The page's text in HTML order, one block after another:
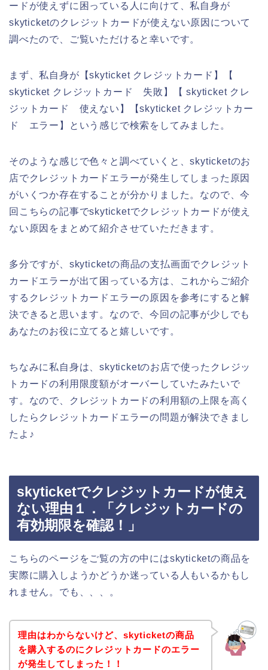
ードが使えずに困っている人に向けて、私自身が
skyticketのクレジットカードが使えない原因について
調べたので、ご覧いただけると幸いです。
まず、私自身が【skyticket クレジットカード】【
skyticket クレジットカード 失敗】【 skyticket クレ
ジットカード 使えない】【skyticket クレジットカー
ド エラー】という感じで検索をしてみました。
そのような感じで色々と調べていくと、skyticketのお
店でクレジットカードエラーが発生してしまった原因
がいくつか存在することが分かりました。なので、今
回こちらの記事でskyticketでクレジットカードが使え
ない原因をまとめて紹介させていただきます。
多分ですが、skyticketの商品の支払画面でクレジット
カードエラーが出て困っている方は、これからご紹介
するクレジットカードエラーの原因を参考にすると解
決できると思います。なので、今回の記事が少しでも
あなたのお役に立てると嬉しいです。
ちなみに私自身は、skyticketのお店で使ったクレジッ
トカードの利用限度額がオーバーしていたみたいで
す。なので、クレジットカードの利用額の上限を高く
したらクレジットカードエラーの問題が解決できまし
たよ♪
skyticketでクレジットカードが使え
ない理由１．「クレジットカードの
有効期限を確認！」
こちらのページをご覧の方の中にはskyticketの商品を
実際に購入しようかどうか迷っている人もいるかもし
れません。でも、、、。
理由はわからないけど、skyticketの商品
を購入するのにクレジットカードのエラー
が発生してしまった！！